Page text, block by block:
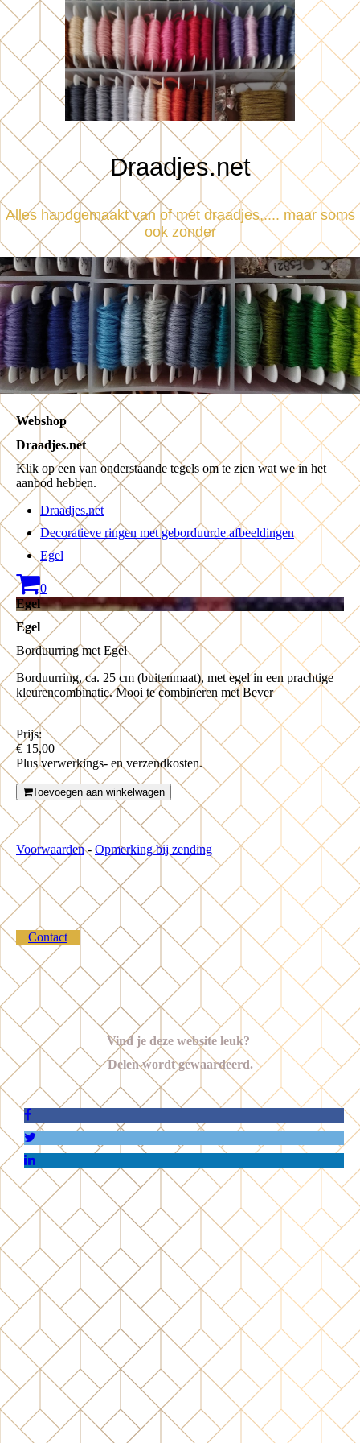
Draadjes.net
Alles handgemaakt van of met draadjes,.... maar soms
ook zonder
Webshop
Draadjes.net
Klik op een van onderstaande tegels om te zien wat we in het
aanbod hebben.
Draadjes.net
Decoratieve ringen met geborduurde afbeeldingen
Egel
0
Egel
Egel
Borduurring met Egel
Borduurring, ca. 25 cm (buitenmaat), met egel in een prachtige
kleurencombinatie. Mooi te combineren met Bever
Prijs:
€ 15,00
Plus verwerkings- en verzendkosten.
Toevoegen aan winkelwagen
Voorwaarden- Opmerking bij zending
Contact
Vind je deze website leuk?
Delen wordt gewaardeerd.